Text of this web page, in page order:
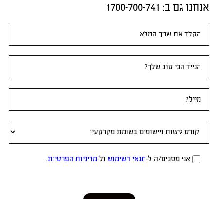
אנחנו גם ב:​ 1700-700-741
ראשי
אני מסכים/ה ל-תנאי השימוש ול-מדיניות הפרטיות.